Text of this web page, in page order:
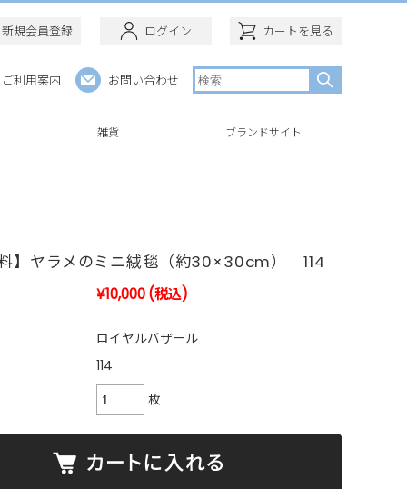
新規会員登録 ログイン カートを見る
ご利用案内 お問い合わせ
雑貨 ブランドサイト
】ヤラメのミニ絨毯（約30×30cm） 114
¥10,000(税込)
ロイヤルバザール
114
枚